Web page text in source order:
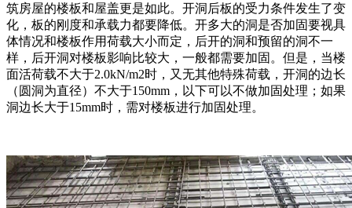
筑房屋的楼板和屋盖更是如此。开洞后板的受力条件发生了变
化，板的刚度和承载力都要降低。开多大的洞是否加固要视具
体情况和楼板作用荷载大小而定，后开的洞和预留的洞不一
样，后开洞对楼板影响比较大，一般都需要加固。但是，当楼
面活荷载不大于2.0kN/m2时，又无其他特殊荷载，开洞的边长
（圆洞为直径）不大于150mm，以下可以不做加固处理；如果
洞边长大于15mm时，需对楼板进行加固处理。